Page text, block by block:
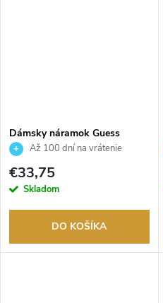
Dámsky náramok Guess
JUBB05546JWYGS
Až 100 dní na vrátenie
tovaru. Autorizovaný predajca.
€33,75
Skladom
DO KOŠÍKA